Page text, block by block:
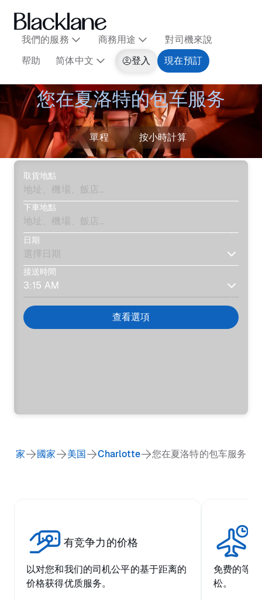
我們的服務 商務用途
對司機來說
帮助
简体中文 登入 現在預訂
您在夏洛特的包车服务
單程 按小時計算
取貨地點
下車地點
日期
接送時間
查看選項
家 國家 美国 Charlotte 您在夏洛特的包车服务
有竞争力的价格
以对您和我们的司机公平的基于距离的
价格获得优质服务。
免费的等
松。